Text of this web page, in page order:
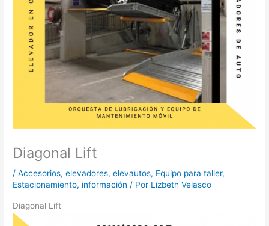
Diagonal Lift
/Accesorios,elevadores,elevautos, Equipo para taller,
Estacionamiento, información / Por Lizbeth Velasco
Diagonal Lift